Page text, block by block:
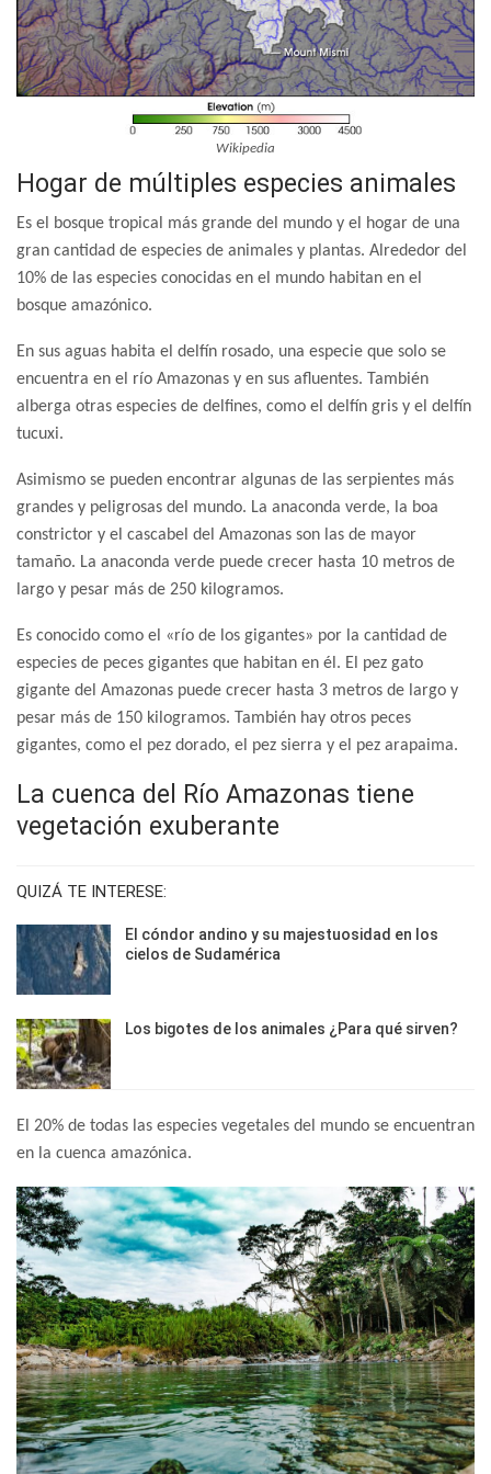
Wikipedia
Hogar de múltiples especies animales
Es el bosque tropical más grande del mundo y el hogar de una
gran cantidad de especies de animales y plantas. Alrededor del
10% de las especies conocidas en el mundo habitan en el
bosque amazónico.
En sus aguas habita el delfín rosado, una especie que solo se
encuentra en el río Amazonas y en sus afluentes. También
alberga otras especies de delfines, como el delfín gris y el delfín
tucuxi.
Asimismo se pueden encontrar algunas de las serpientes más
grandes y peligrosas del mundo. La anaconda verde, la boa
constrictor y el cascabel del Amazonas son las de mayor
tamaño. La anaconda verde puede crecer hasta 10 metros de
largo y pesar más de 250 kilogramos.
Es conocido como el «río de los gigantes» por la cantidad de
especies de peces gigantes que habitan en él. El pez gato
gigante del Amazonas puede crecer hasta 3 metros de largo y
pesar más de 150 kilogramos. También hay otros peces
gigantes, como el pez dorado, el pez sierra y el pez arapaima.
La cuenca del Río Amazonas tiene
vegetación exuberante
QUIZÁ TE INTERESE:
El cóndor andino y su majestuosidad en los
cielos de Sudamérica
Los bigotes de los animales ¿Para qué sirven?
El 20% de todas las especies vegetales del mundo se encuentran
en la cuenca amazónica.